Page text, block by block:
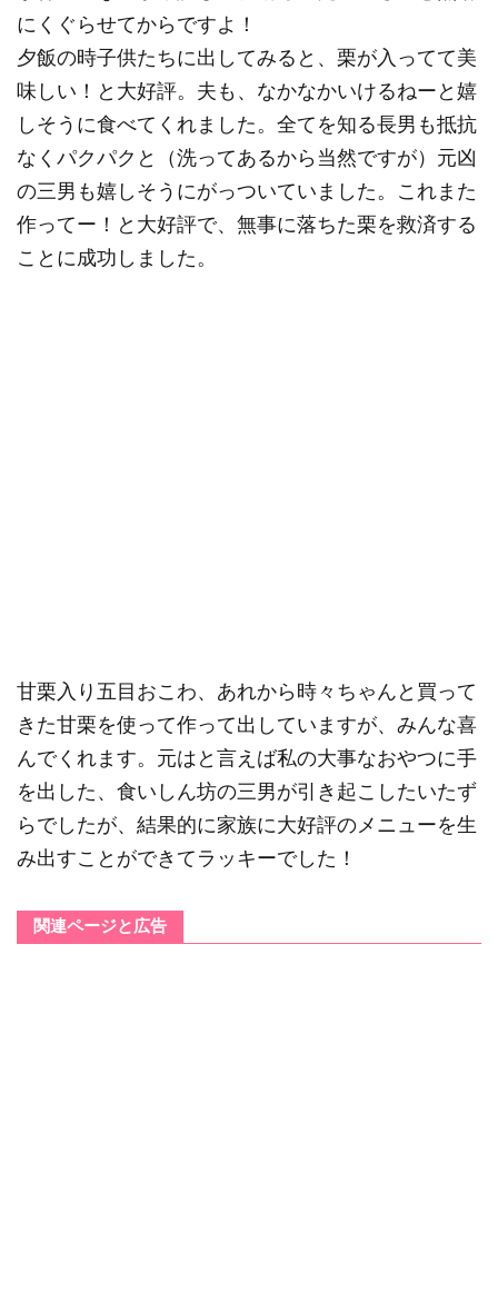
にくぐらせてからですよ！
夕飯の時子供たちに出してみると、栗が入ってて美
味しい！と大好評。夫も、なかなかいけるねーと嬉
しそうに食べてくれました。全てを知る長男も抵抗
なくパクパクと（洗ってあるから当然ですが）元凶
の三男も嬉しそうにがっついていました。これまた
作ってー！と大好評で、無事に落ちた栗を救済する
ことに成功しました。
甘栗入り五目おこわ、あれから時々ちゃんと買って
きた甘栗を使って作って出していますが、みんな喜
んでくれます。元はと言えば私の大事なおやつに手
を出した、食いしん坊の三男が引き起こしたいたず
らでしたが、結果的に家族に大好評のメニューを生
み出すことができてラッキーでした！
関連ページと広告